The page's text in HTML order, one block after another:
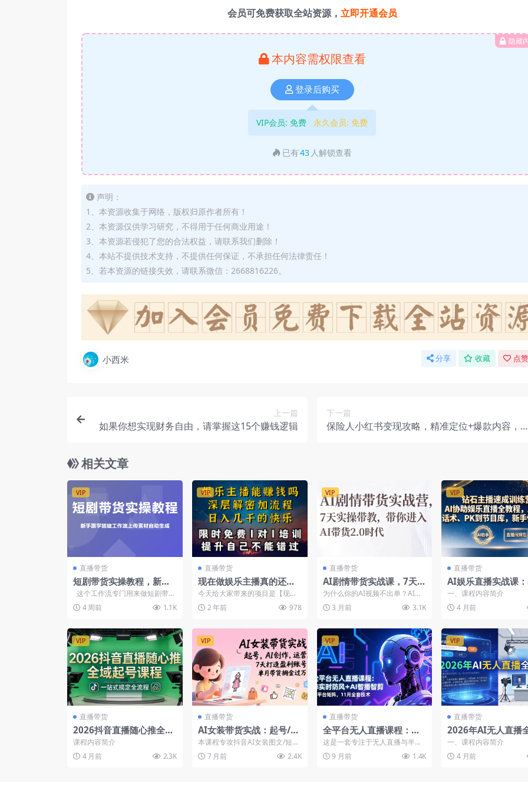
会员可免费获取全站资源， 立即开通会员
隐藏
本内容需权限查看
登录后购买
VIP会员: 免费 永久会员: 免费
已有43 人解锁查看
声明：
1、本资源收集于网络，版权归原作者所有！
2、本资源仅供学习研究，不得用于任何商业用途！
3、本资源若侵犯了您的合法权益，请联系我们删除！
4、本站不提供技术支持，不提供任何保证，不承担任何法律责任！
5、若本资源的链接失效，请联系微信：2668816226。
小西米 分享 收藏 点
上一篇
如果你想实现财务自由，请掌握这15个赚钱逻辑
下一篇
保险人小红书变现攻略，精准定位+爆款内容，
相关文章
VIP
直播带货
短剧带货实操教程，新手
跟学搭建工作流上传素材
自动生成
这个工作流专门用来做短剧带货
视频，支持15秒以上的时长不...
4 周前 1.1K
VIP
直播带货
现在做娱乐主播真的还能
变现吗，个位数直播间一
晚上变现纯利一万多
今天给大家带来的项目是【现在
做娱乐主播真的还能变现吗，个
位数直播间一晚上变现纯利...
2 年前 978
VIP
直播带货
AI剧情带货实战课，7天实
操教学，带你玩转AI带货
2.0时代
为什么你的AI视频不出单？AI剧
情带货实战营，7天实操带教，带
你进入AI带货2....
3 月前 3.1K
VIP
直播带货
AI娱乐直播实战课
搭建、PK玩法、节
粉丝运营，零基础
速上手
一、课程内容简介
4 月前
VIP
直播带货
2026抖音直播随心推全域
起号课程：一站式搞定直
播起号、稳号、放量全流
程(更新4月)
课程内容简介
4 月前
2.3K
VIP
直播带货
AI女装带货实战：起号/AI
创作/运营/7天打造盈利账
号，单月带货佣金过万
本课程专攻抖音AI女装图文/短视
频带货，系统覆盖从零起步到持
续经营的全链路。课程...
7 月前 2.4K
VIP
直播带货
全平台无人直播课程：非
实时防风＋AI智播智剪＋
多平台矩阵，11月全套技
术
这是一套专注于无人直播与半无
人直播技术的实战课程，重点讲
解非实时直播的防风技术、...
9 月前 1.4K
VIP
直播带货
2026年AI无人直播
程：OBS安装+软件
+直播间搭建+话术
+一键开播实操
一、课程内容简介
4 月前